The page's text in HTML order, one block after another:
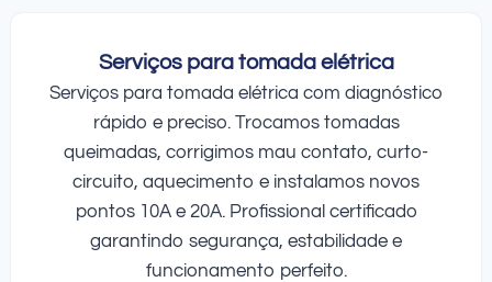
Serviços para tomada elétrica
Serviços para tomada elétrica com diagnóstico
rápido e preciso. Trocamos tomadas
queimadas, corrigimos mau contato, curto-
circuito, aquecimento e instalamos novos
pontos 10A e 20A. Profissional certificado
garantindo segurança, estabilidade e
funcionamento perfeito.